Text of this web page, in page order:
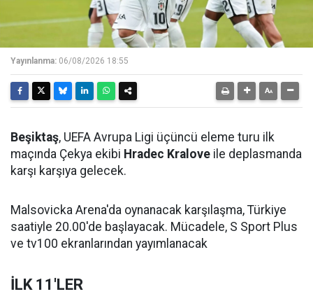
Yayınlanma: 06/08/2026 18:55
Beşiktaş, UEFA Avrupa Ligi üçüncü eleme turu ilk
maçında Çekya ekibi Hradec Kralove ile deplasmanda
karşı karşıya gelecek.
Malsovicka Arena'da oynanacak karşılaşma, Türkiye
saatiyle 20.00'de başlayacak. Mücadele, S Sport Plus
ve tv100 ekranlarından yayımlanacak
İLK 11'LER